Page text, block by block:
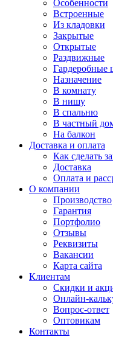
Особенности
Встроенные
Из кладовки
Закрытые
Открытые
Раздвижные
Гардеробные
Назначение
В комнату
В нишу
В спальню
В частный
На балкон
Доставка и оплата
Как сделать
Доставка
Оплата и
О компании
Производство
Гарантия
Портфолио
Отзывы
Реквизиты
Вакансии
Карта сайта
Клиентам
Скидки и
Онлайн-
Вопрос-ответ
Оптовикам
Контакты